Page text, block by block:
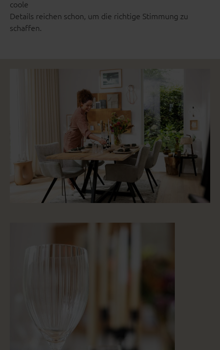
coole
Details reichen schon, um die richtige Stimmung zu
schaffen.